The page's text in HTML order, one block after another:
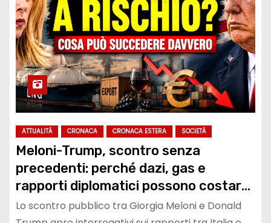
ATTUALITÀ CRONACA CRONACA ESTERA SOCIETÀ
Meloni-Trump, scontro senza
precedenti: perché dazi, gas e
rapporti diplomatici possono costare
caro all’Italia
Lo scontro pubblico tra Giorgia Meloni e Donald